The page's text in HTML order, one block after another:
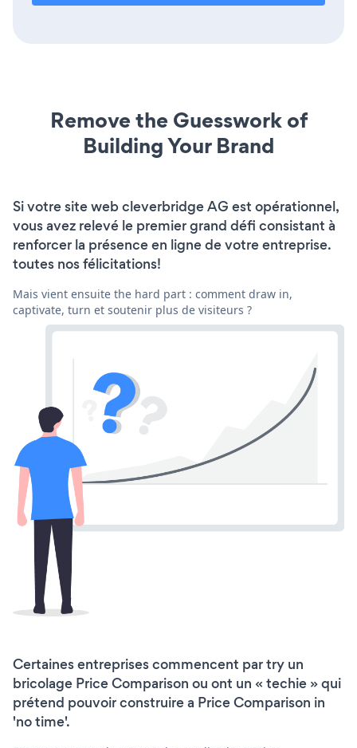
Remove the Guesswork of
Building Your Brand
Si votre site web cleverbridge AG est opérationnel,
vous avez relevé le premier grand défi consistant à
renforcer la présence en ligne de votre entreprise.
toutes nos félicitations!
Mais vient ensuite the hard part : comment draw in,
captivate, turn et soutenir plus de visiteurs ?
Certaines entreprises commencent par try un
bricolage Price Comparison ou ont un « techie » qui
prétend pouvoir construire a Price Comparison in
'no time'.